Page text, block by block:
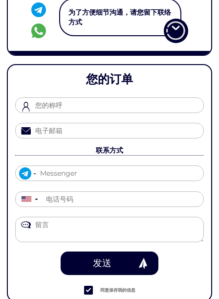
为了方便细节沟通，请您留下联络
方式
您的订单
联系方式
▼
发送
同意保存我的信息